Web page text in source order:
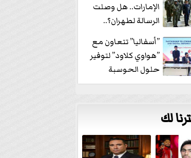
الإمارات.. هل وصلت
الرسالة لطهران؟..
”ماعت جروب” تُجيب؟
”أسفاليا” تتعاون مع
”هواوي كلاود” لتوفير
حلول الحوسبة
السحابية والأمن
لك